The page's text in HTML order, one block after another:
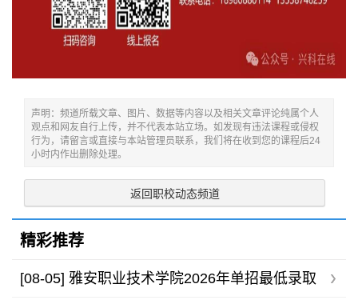
声明：频道所载文章、图片、数据等内容以及相关文章评论纯属个人
观点和网友自行上传，并不代表本站立场。如发现有违法课程或侵权
行为，请留言或直接与本站管理员联系，我们将在收到您的课程后24
小时内作出删除处理。
返回职校动态频道
精彩推荐
[08-05] 雅安职业技术学院2026年单招最低录取